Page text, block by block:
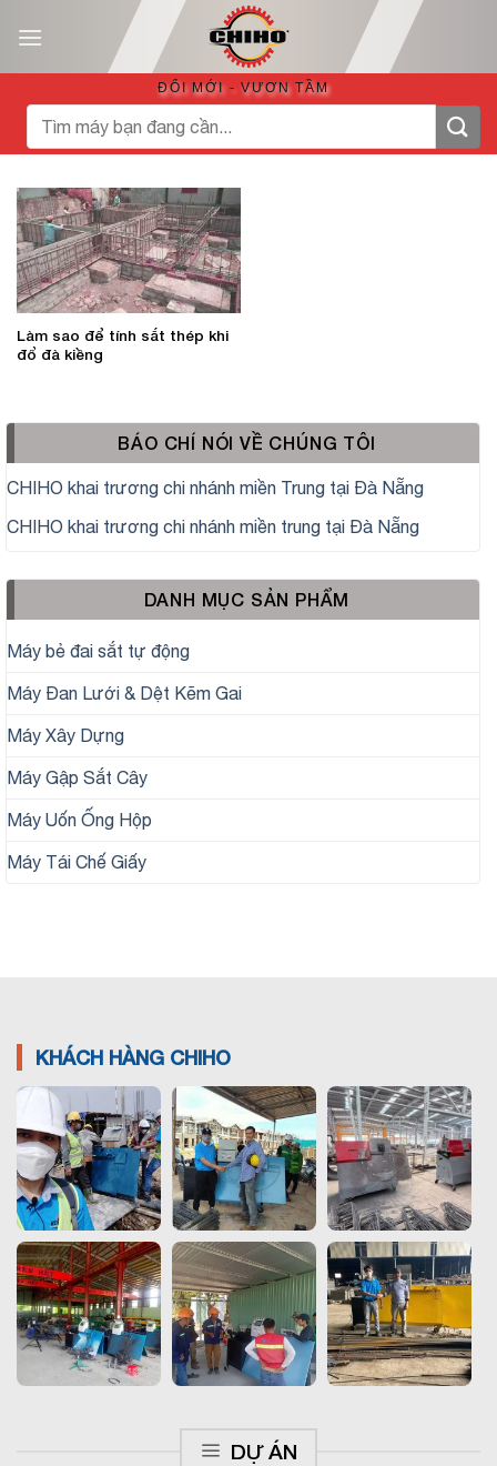
qua
ĐỔI MỚI - VƯƠN TẦM
Tìm
kiếm:
Làm sao để tính sắt thép khi
đổ đà kiềng
BÁO CHÍ NÓI VỀ CHÚNG TÔI
CHIHO khai trương chi nhánh miền Trung tại Đà Nẵng
CHIHO khai trương chi nhánh miền trung tại Đà Nẵng
DANH MỤC SẢN PHẨM
Máy bẻ đai sắt tự động
Máy Đan Lưới & Dệt Kẽm Gai
Máy Xây Dựng
Máy Gập Sắt Cây
Máy Uốn Ống Hộp
Máy Tái Chế Giấy
KHÁCH HÀNG CHIHO
DỰ ÁN